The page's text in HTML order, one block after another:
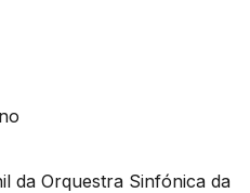
da Orquestra Sinfónica da